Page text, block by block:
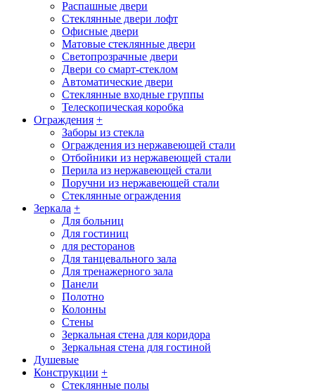
Распашные двери
Стеклянные двери лофт
Офисные двери
Матовые стеклянные двери
Светопрозрачные двери
Двери со смарт-стеклом
Автоматические двери
Стеклянные входные группы
Телескопическая коробка
Ограждения +
Заборы из стекла
Ограждения из нержавеющей стали
Отбойники из нержавеющей стали
Перила из нержавеющей стали
Поручни из нержавеющей стали
Стеклянные ограждения
Зеркала +
Для больниц
Для гостиниц
для ресторанов
Для танцевального зала
Для тренажерного зала
Панели
Полотно
Колонны
Стены
Зеркальная стена для коридора
Зеркальная стена для гостиной
Душевые
Конструкции +
Стеклянные полы